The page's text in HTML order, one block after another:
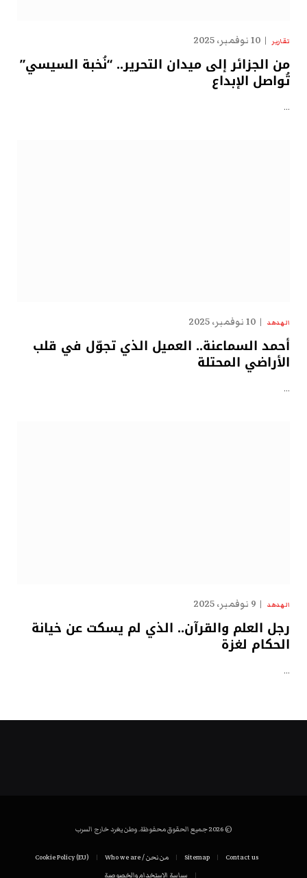
تقارير 10 نوفمبر، 2025
من الجزائر إلى ميدان التحرير.. “نُخبة السيسي”
تُواصل الإبداع
…
الهدهد 10 نوفمبر، 2025
أحمد السماعنة.. العميل الذي تجوّل في قلب
الأراضي المحتلة
…
الهدهد 9 نوفمبر، 2025
رجل العلم والقرآن.. الذي لم يسكت عن خيانة
الحكام لغزة
…
© 2026 جميع الحقوق محفوظة. وطن يغرد خارج السرب
Contact us
Sitemap من نحن / Who we are
Cookie Policy (EU)
سياسة الاستخدام والخصوصية